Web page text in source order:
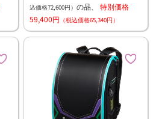
込価格72,600円） の品、 特別価格
59,400円 （税込価格65,340円）